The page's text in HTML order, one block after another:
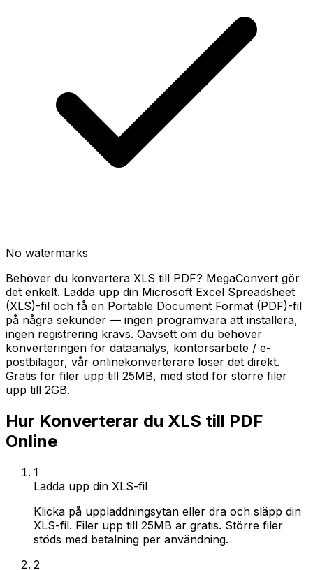
No watermarks
Behöver du konvertera XLS till PDF? MegaConvert gör
det enkelt. Ladda upp din Microsoft Excel Spreadsheet
(XLS)-fil och få en Portable Document Format (PDF)-fil
på några sekunder — ingen programvara att installera,
ingen registrering krävs. Oavsett om du behöver
konverteringen för dataanalys, kontorsarbete / e-
postbilagor, vår onlinekonverterare löser det direkt.
Gratis för filer upp till 25MB, med stöd för större filer
upp till 2GB.
Hur Konverterar du XLS till PDF
Online
1
Ladda upp din XLS-fil
Klicka på uppladdningsytan eller dra och släpp din
XLS-fil. Filer upp till 25MB är gratis. Större filer
stöds med betalning per användning.
2